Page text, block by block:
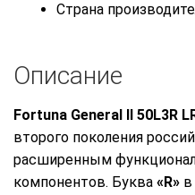
Страна
Описание
Fortuna General II 50L3R
второго поколения
расширенным
компонентов. Буква «R» в